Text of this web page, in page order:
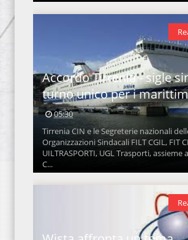
Accordo Tirrenia - sigle
turno unico per i
05:30
Tirrenia CIN e le Segreterie nazionali
Organizzazioni Sindacali FILT CGIL, FIT
UILTRASPORTI, UGL Trasporti, assieme
C...